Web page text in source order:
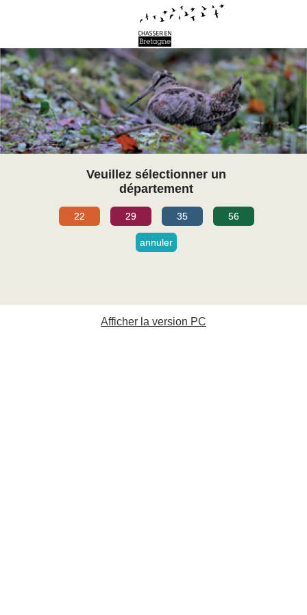
Veuillez sélectionner un
département
22 29 35 56
annuler
Afficher la version PC